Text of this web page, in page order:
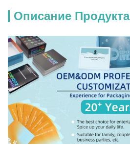
Описание Продукта